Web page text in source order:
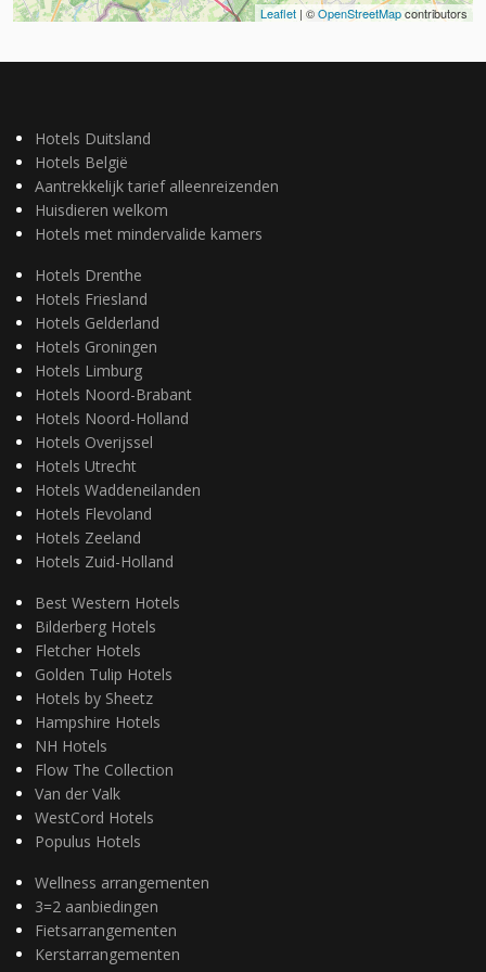
Leaflet | ©OpenStreetMapcontributors
Hotels Duitsland
Hotels België
Aantrekkelijk tarief alleenreizenden
Huisdieren welkom
Hotels met mindervalide kamers
Hotels Drenthe
Hotels Friesland
Hotels Gelderland
Hotels Groningen
Hotels Limburg
Hotels Noord-Brabant
Hotels Noord-Holland
Hotels Overijssel
Hotels Utrecht
Hotels Waddeneilanden
Hotels Flevoland
Hotels Zeeland
Hotels Zuid-Holland
Best Western Hotels
Bilderberg Hotels
Fletcher Hotels
Golden Tulip Hotels
Hotels by Sheetz
Hampshire Hotels
NH Hotels
Flow The Collection
Van der Valk
WestCord Hotels
Populus Hotels
Wellness arrangementen
3=2 aanbiedingen
Fietsarrangementen
Kerstarrangementen